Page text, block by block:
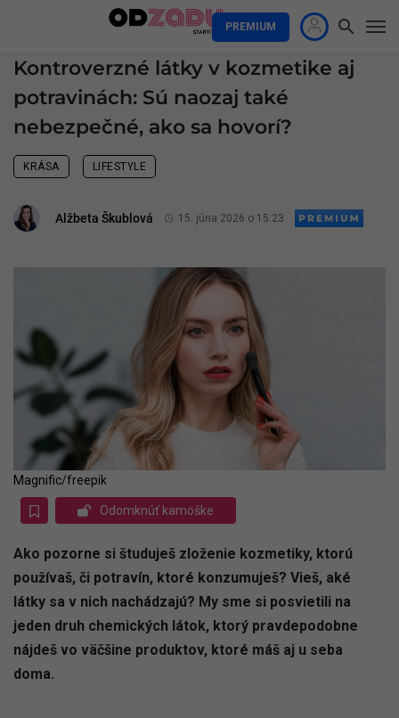
PREMIUM
Kontroverzné látky v kozmetike aj
potravinách: Sú naozaj také
nebezpečné, ako sa hovorí?
KRÁSA LIFESTYLE
Alžbeta Škublová 15. júna 2026 o 15:23
Magnific/freepik
Odomknúť kamoške
Ako pozorne si študuješ zloženie kozmetiky, ktorú
používaš, či potravín, ktoré konzumuješ? Vieš, aké
látky sa v nich nachádzajú? My sme si posvietili na
jeden druh chemických látok, ktorý pravdepodobne
nájdeš vo väčšine produktov, ktoré máš aj u seba
doma.